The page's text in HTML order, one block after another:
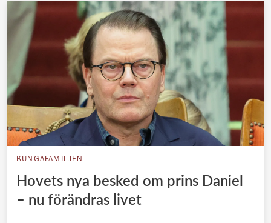
KUNGAFAMILJEN
Hovets nya besked om prins Daniel
– nu förändras livet